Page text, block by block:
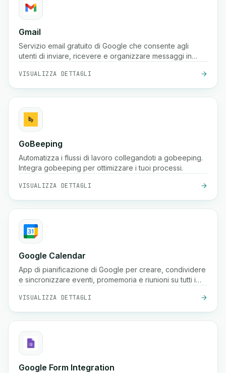
Gmail
Servizio email gratuito di Google che consente agli
utenti di inviare, ricevere e organizzare messaggi in
integrazione negli strumenti di Google Workspace
VISUALIZZA DETTAGLI
GoBeeping
Automatizza i flussi di lavoro collegandoti a gobeeping.
Integra gobeeping per ottimizzare i tuoi processi.
VISUALIZZA DETTAGLI
Google Calendar
App di pianificazione di Google per creare, condividere
e sincronizzare eventi, promemoria e riunioni su tutti i
VISUALIZZA DETTAGLI
Google Form Integration